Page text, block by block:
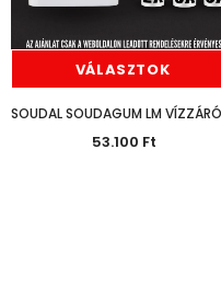
VÁLASZTOK
53.100 Ft